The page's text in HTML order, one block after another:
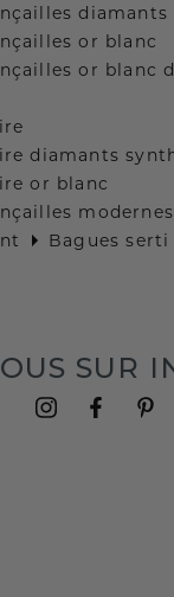
or blanc
or blanc
diamants
or blanc
modernes
Bagues serti
SUR